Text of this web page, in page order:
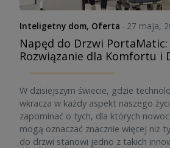
Inteligetny dom, Oferta - 27 maja,
Napęd do Drzwi PortaMatic:
Rozwiązanie dla Komfortu i
W dzisiejszym świecie, gdzie
wkracza w każdy aspekt naszego
zapominać o tych, dla których
mogą oznaczać znacznie więcej niż
do drzwi stanowi jedno z takich